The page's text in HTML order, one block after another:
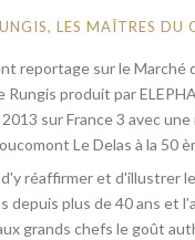
LES MAÎTRES DU
reportage sur le Marché
Rungis produit par
sur France 3 avec
Le Delas à la 50
d'y réaffirmer et d'illustrer
depuis plus de 40 ans et
grands chefs le goût